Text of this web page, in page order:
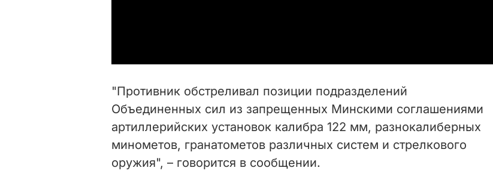
i
d
e
"Противник обстреливал позиции подразделений
Объединенных сил из запрещенных Минскими соглашениями
артиллерийских установок калибра 122 мм, разнокалиберных
минометов, гранатометов различных систем и стрелкового
оружия", – говорится в сообщении.